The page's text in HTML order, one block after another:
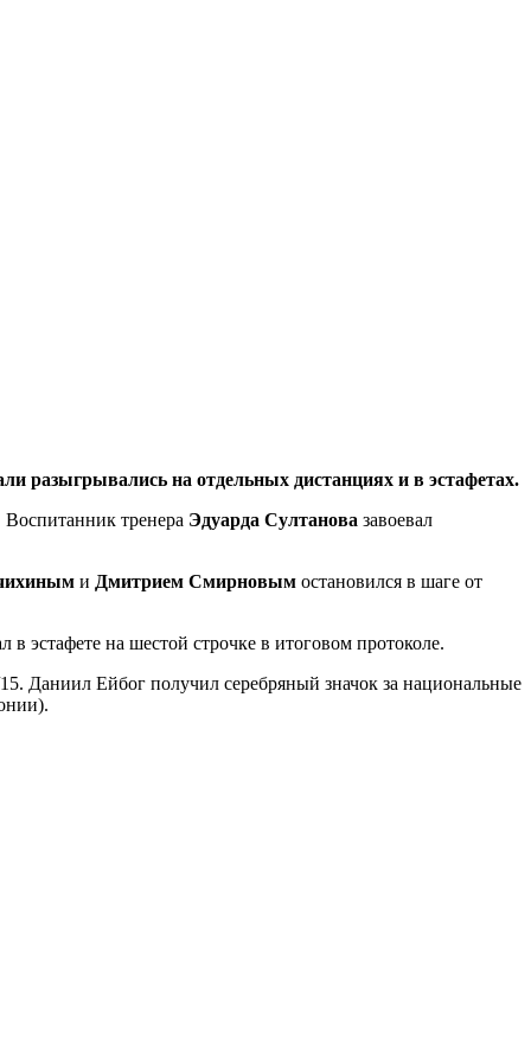
разыгрывались на отдельных дистанциях и в эстафетах.
Воспитанник тренера Эдуарда Султанова завоевал
и Дмитрием Смирновым остановился в шаге от
эстафете на шестой строчке в итоговом протоколе.
Даниил Ейбог получил серебряный значок за национальные